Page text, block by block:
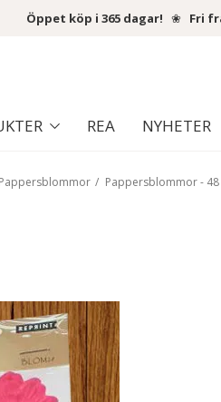
Öppet köp i 365 dagar! ❀ Fri
REA NYHETER
Pappersblommor / Pappersblommor - 48